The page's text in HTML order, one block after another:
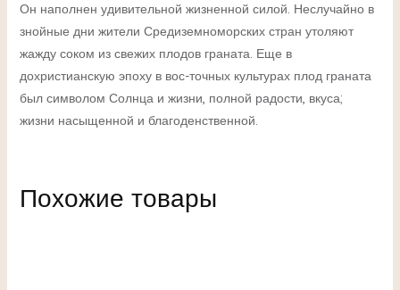
Он наполнен удивительной жизненной силой. Неслучайно в
знойные дни жители Средиземноморских стран утоляют
жажду соком из свежих плодов граната. Еще в
дохристианскую эпоху в вос-точных культурах плод граната
был символом Солнца и жизни, полной радости, вкуса;
жизни насыщенной и благоденственной.
Похожие товары